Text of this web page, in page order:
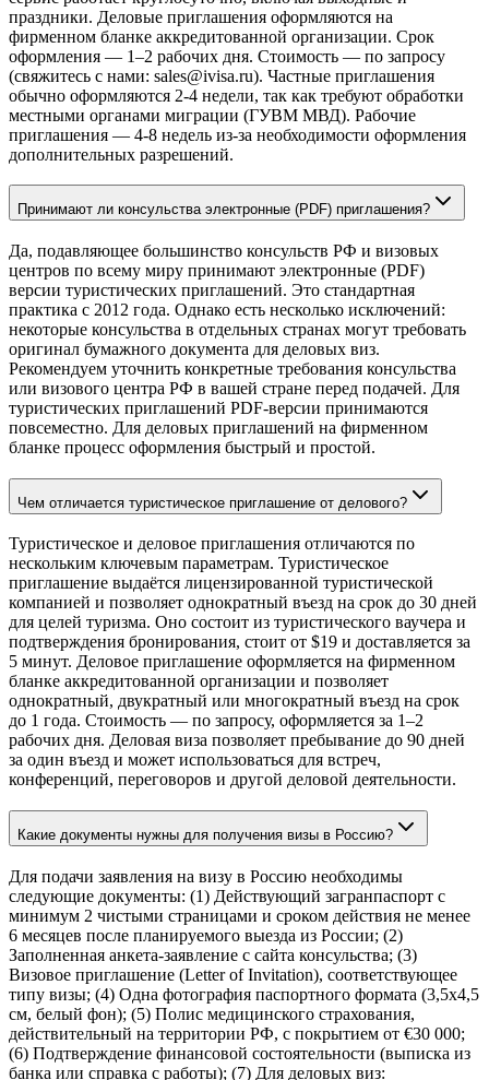
праздники. Деловые приглашения оформляются на
фирменном бланке аккредитованной организации. Срок
оформления — 1–2 рабочих дня. Стоимость — по запросу
(свяжитесь с нами: sales@ivisa.ru). Частные приглашения
обычно оформляются 2-4 недели, так как требуют обработки
местными органами миграции (ГУВМ МВД). Рабочие
приглашения — 4-8 недель из-за необходимости оформления
дополнительных разрешений.
Принимают ли консульства электронные (PDF) приглашения?
Да, подавляющее большинство консульств РФ и визовых
центров по всему миру принимают электронные (PDF)
версии туристических приглашений. Это стандартная
практика с 2012 года. Однако есть несколько исключений:
некоторые консульства в отдельных странах могут требовать
оригинал бумажного документа для деловых виз.
Рекомендуем уточнить конкретные требования консульства
или визового центра РФ в вашей стране перед подачей. Для
туристических приглашений PDF-версии принимаются
повсеместно. Для деловых приглашений на фирменном
бланке процесс оформления быстрый и простой.
Чем отличается туристическое приглашение от делового?
Туристическое и деловое приглашения отличаются по
нескольким ключевым параметрам. Туристическое
приглашение выдаётся лицензированной туристической
компанией и позволяет однократный въезд на срок до 30 дней
для целей туризма. Оно состоит из туристического ваучера и
подтверждения бронирования, стоит от $19 и доставляется за
5 минут. Деловое приглашение оформляется на фирменном
бланке аккредитованной организации и позволяет
однократный, двукратный или многократный въезд на срок
до 1 года. Стоимость — по запросу, оформляется за 1–2
рабочих дня. Деловая виза позволяет пребывание до 90 дней
за один въезд и может использоваться для встреч,
конференций, переговоров и другой деловой деятельности.
Какие документы нужны для получения визы в Россию?
Для подачи заявления на визу в Россию необходимы
следующие документы: (1) Действующий загранпаспорт с
минимум 2 чистыми страницами и сроком действия не менее
6 месяцев после планируемого выезда из России; (2)
Заполненная анкета-заявление с сайта консульства; (3)
Визовое приглашение (Letter of Invitation), соответствующее
типу визы; (4) Одна фотография паспортного формата (3,5x4,5
см, белый фон); (5) Полис медицинского страхования,
действительный на территории РФ, с покрытием от €30 000;
(6) Подтверждение финансовой состоятельности (выписка из
банка или справка с работы); (7) Для деловых виз: